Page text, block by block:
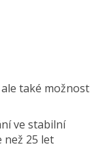
také možnost
ve stabilní
než 25 let